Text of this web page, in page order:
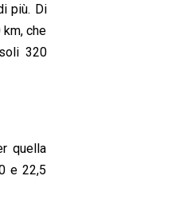
più. Di
che
320
quella
e 22,5